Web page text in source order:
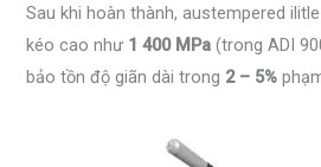
Sau khi hoàn thành, austempered
kéo cao như 1 400 MPa (trong ADI
bảo tồn độ giãn dài trong 2 – 5%